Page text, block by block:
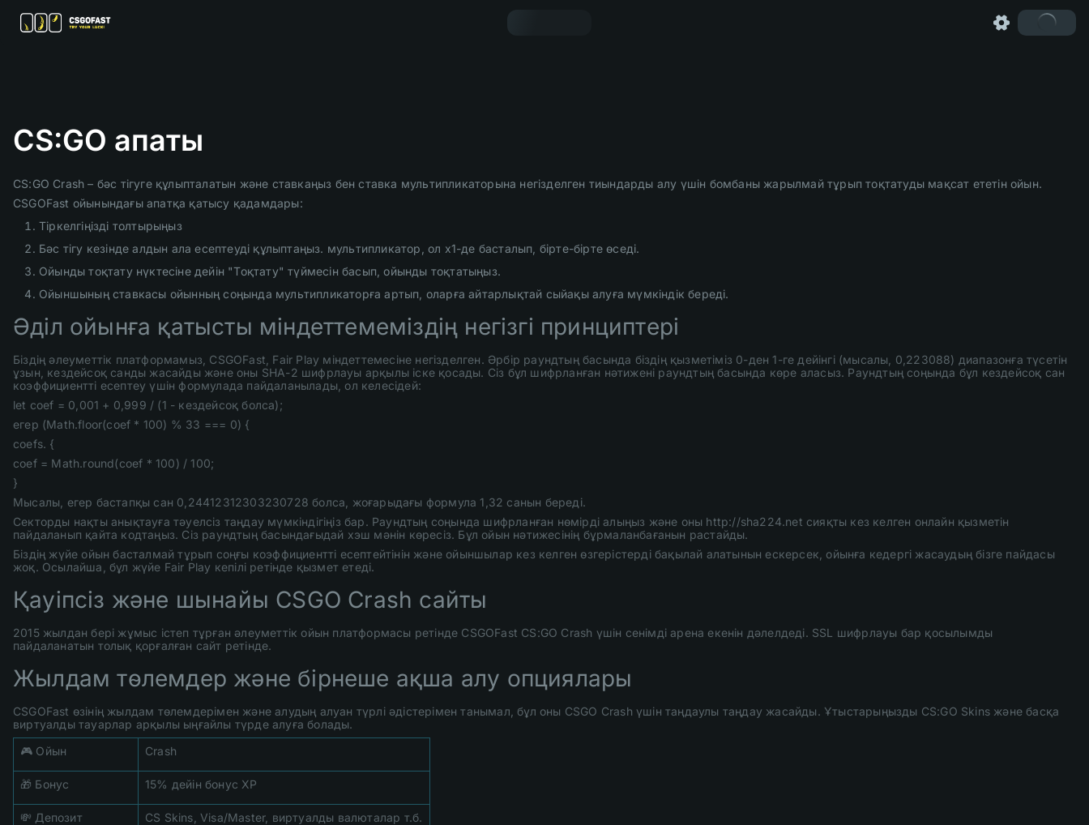
CS:GO апаты
CS:GO Crash – бәс тігуге құлыпталатын және ставкаңыз бен ставка мультипликаторына негізделген тиындарды алу үшін бомбаны жарылмай тұрып тоқтатуды мақсат ететін ойын.
CSGOFast ойынындағы апатқа қатысу қадамдары:
Тіркелгіңізді толтырыңыз
Бәс тігу кезінде алдын ала есептеуді құлыптаңыз. мультипликатор, ол x1-де басталып, бірте-бірте өседі.
Ойынды тоқтату нүктесіне дейін "Тоқтату" түймесін басып, ойынды тоқтатыңыз.
Ойыншының ставкасы ойынның соңында мультипликаторға артып, оларға айтарлықтай сыйақы алуға мүмкіндік береді.
Әділ ойынға қатысты міндеттемеміздің негізгі принциптері
Біздің әлеуметтік платформамыз, CSGOFast, Fair Play міндеттемесіне негізделген. Әрбір раундтың басында біздің қызметіміз 0-ден 1-ге дейінгі (мысалы, 0,223088) диапазонға түсетін
ұзын, кездейсоқ санды жасайды және оны SHA-2 шифрлауы арқылы іске қосады. Сіз бұл шифрланған нәтижені раундтың басында көре аласыз. Раундтың соңында бұл кездейсоқ сан
коэффициентті есептеу үшін формулада пайдаланылады, ол келесідей:
let coef = 0,001 + 0,999 / (1 - кездейсоқ болса);
егер (Math.floor(coef * 100) % 33 === 0) {
coefs. {
coef = Math.round(coef * 100) / 100;
}
Мысалы, егер бастапқы сан 0,24412312303230728 болса, жоғарыдағы формула 1,32 санын береді.
Секторды нақты анықтауға тәуелсіз таңдау мүмкіндігіңіз бар. Раундтың соңында шифрланған нөмірді алыңыз және оны http://sha224.net сияқты кез келген онлайн қызметін
пайдаланып қайта кодтаңыз. Сіз раундтың басындағыдай хэш мәнін көресіз. Бұл ойын нәтижесінің бұрмаланбағанын растайды.
Біздің жүйе ойын басталмай тұрып соңғы коэффициентті есептейтінін және ойыншылар кез келген өзгерістерді бақылай алатынын ескерсек, ойынға кедергі жасаудың бізге пайдасы
жоқ. Осылайша, бұл жүйе Fair Play кепілі ретінде қызмет етеді.
Қауіпсіз және шынайы CSGO Crash сайты
2015 жылдан бері жұмыс істеп тұрған әлеуметтік ойын платформасы ретінде CSGOFast CS:GO Crash үшін сенімді арена екенін дәлелдеді. SSL шифрлауы бар қосылымды
пайдаланатын толық қорғалған сайт ретінде.
Жылдам төлемдер және бірнеше ақша алу опциялары
CSGOFast өзінің жылдам төлемдерімен және алудың алуан түрлі әдістерімен танымал, бұл оны CSGO Crash үшін таңдаулы таңдау жасайды. Ұтыстарыңызды CS:GO Skins және басқа
виртуалды тауарлар арқылы ыңғайлы түрде алуға болады.
🎮 Ойын
Crash
🎁 Бонус 15% дейін бонус XP
💸 Депозит CS Skins, Visa/Master, виртуалды валюталар т.б.